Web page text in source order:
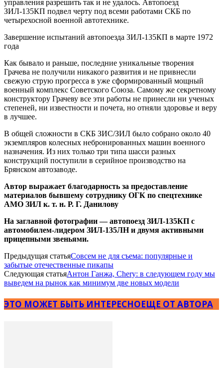
управления разрешить так и не удалось. Автопоезд
ЗИЛ-135КП подвел черту под всеми работами СКБ по
четырехосной военной автотехнике.
Завершение испытаний автопоезда ЗИЛ-135КП в марте 1972
года
Как бывало и раньше, последние уникальные творения
Грачева не получили никакого развития и не привнесли
свежую струю прогресса в уже сформированный мощный
военный комплекс Советского Союза. Самому же секретному
конструктору Грачеву все эти работы не принесли ни ученых
степеней, ни известности и почета, но отняли здоровье и веру
в лучшее.
В общей сложности в СКБ ЗИС/ЗИЛ было собрано около 40
экземпляров колесных небронированных машин военного
назначения. Из них только три типа шасси разных
конструкций поступили в серийное производство на
Брянском автозаводе.
Автор выражает благодарность за предоставление
материалов бывшему сотруднику ОГК по спецтехнике
АМО ЗИЛ к. т. н. Р. Г. Данилову
На заглавной фотографии — автопоезд ЗИЛ-135КП с
автомобилем-лидером ЗИЛ-135ЛН и двумя активными
прицепными звеньями.
Предыдущая статьяСовсем не для съема: популярные и
забытые отечественные пикапы
Следующая статьяАнтон Ганжа, Chery: в следующем году мы
выведем на рынок как минимум две новых модели
ЭТО МОЖЕТ БЫТЬ ИНТЕРЕСНОЕЩЕ ОТ АВТОРА